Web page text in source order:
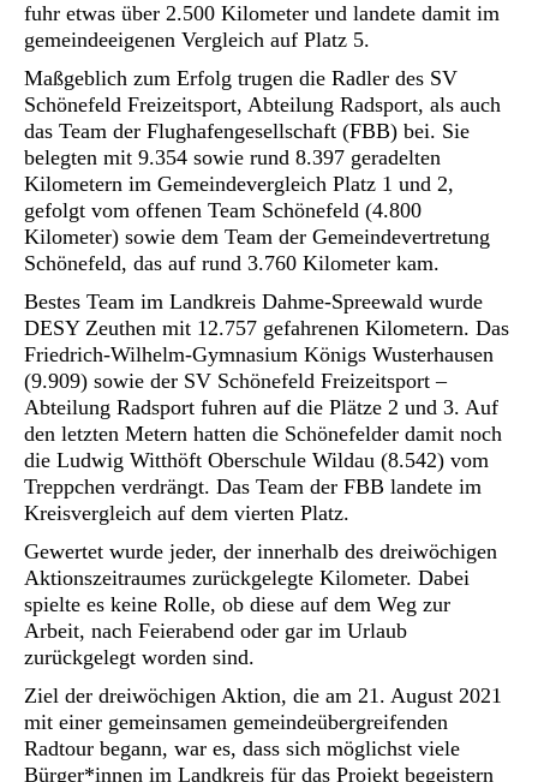
fuhr etwas über 2.500 Kilometer und landete damit im
gemeindeeigenen Vergleich auf Platz 5.
Maßgeblich zum Erfolg trugen die Radler des SV
Schönefeld Freizeitsport, Abteilung Radsport, als auch
das Team der Flughafengesellschaft (FBB) bei. Sie
belegten mit 9.354 sowie rund 8.397 geradelten
Kilometern im Gemeindevergleich Platz 1 und 2,
gefolgt vom offenen Team Schönefeld (4.800
Kilometer) sowie dem Team der Gemeindevertretung
Schönefeld, das auf rund 3.760 Kilometer kam.
Bestes Team im Landkreis Dahme-Spreewald wurde
DESY Zeuthen mit 12.757 gefahrenen Kilometern. Das
Friedrich-Wilhelm-Gymnasium Königs Wusterhausen
(9.909) sowie der SV Schönefeld Freizeitsport –
Abteilung Radsport fuhren auf die Plätze 2 und 3. Auf
den letzten Metern hatten die Schönefelder damit noch
die Ludwig Witthöft Oberschule Wildau (8.542) vom
Treppchen verdrängt. Das Team der FBB landete im
Kreisvergleich auf dem vierten Platz.
Gewertet wurde jeder, der innerhalb des dreiwöchigen
Aktionszeitraumes zurückgelegte Kilometer. Dabei
spielte es keine Rolle, ob diese auf dem Weg zur
Arbeit, nach Feierabend oder gar im Urlaub
zurückgelegt worden sind.
Ziel der dreiwöchigen Aktion, die am 21. August 2021
mit einer gemeinsamen gemeindeübergreifenden
Radtour begann, war es, dass sich möglichst viele
Bürger*innen im Landkreis für das Projekt begeistern